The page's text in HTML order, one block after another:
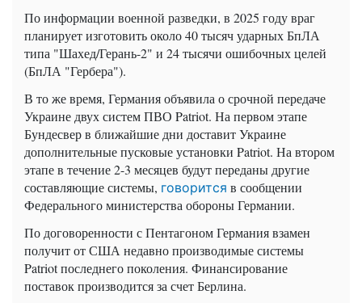
По информации военной разведки, в 2025 году враг
планирует изготовить около 40 тысяч ударных БпЛА
типа "Шахед/Герань-2" и 24 тысячи ошибочных целей
(БпЛА "Гербера").
В то же время, Германия объявила о срочной передаче
Украине двух систем ПВО Patriot. На первом этапе
Бундесвер в ближайшие дни доставит Украине
дополнительные пусковые установки Patriot. На втором
этапе в течение 2-3 месяцев будут переданы другие
составляющие системы, говорится в сообщении
Федерального министерства обороны Германии.
По договоренности с Пентагоном Германия взамен
получит от США недавно производимые системы
Patriot последнего поколения. Финансирование
поставок производится за счет Берлина.